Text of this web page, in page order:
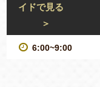
イドで見る
＞
6:00~9:00